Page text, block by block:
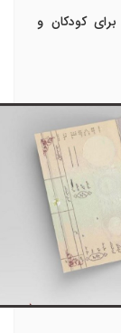
کودکان و